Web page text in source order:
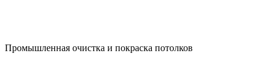
Промышленная очистка и покраска потолков